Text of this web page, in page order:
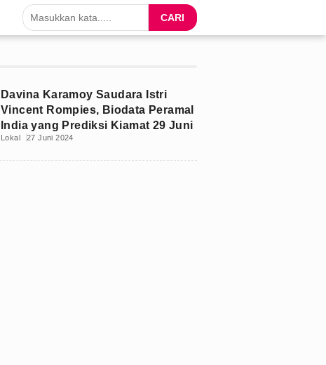
CARI
Davina Karamoy Saudara Istri
Vincent Rompies, Biodata Peramal
India yang Prediksi Kiamat 29 Juni
Lokal 27 Juni 2024